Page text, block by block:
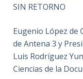
SIN RETORNO
Eugenio López de
de Antena 3 y
Luis Rodríguez
Ciencias de la